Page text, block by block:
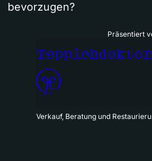
bevorzugen?
Präsentiert
Verkauf, Beratung und